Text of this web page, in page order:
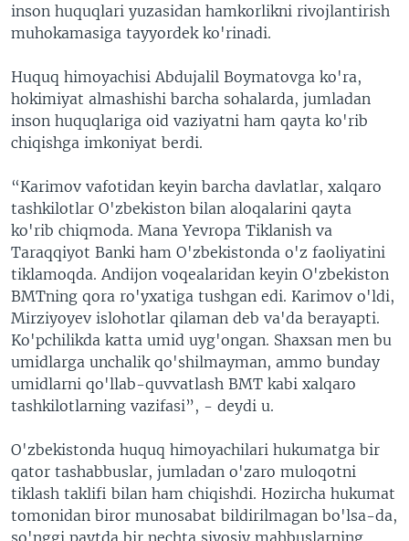
inson huquqlari yuzasidan hamkorlikni rivojlantirish
muhokamasiga tayyordek ko'rinadi.
Huquq himoyachisi Abdujalil Boymatovga ko'ra,
hokimiyat almashishi barcha sohalarda, jumladan
inson huquqlariga oid vaziyatni ham qayta ko'rib
chiqishga imkoniyat berdi.
“Karimov vafotidan keyin barcha davlatlar, xalqaro
tashkilotlar O'zbekiston bilan aloqalarini qayta
ko'rib chiqmoda. Mana Yevropa Tiklanish va
Taraqqiyot Banki ham O'zbekistonda o'z faoliyatini
tiklamoqda. Andijon voqealaridan keyin O'zbekiston
BMTning qora ro'yxatiga tushgan edi. Karimov o'ldi,
Mirziyoyev islohotlar qilaman deb va'da berayapti.
Ko'pchilikda katta umid uyg'ongan. Shaxsan men bu
umidlarga unchalik qo'shilmayman, ammo bunday
umidlarni qo'llab-quvvatlash BMT kabi xalqaro
tashkilotlarning vazifasi”, - deydi u.
O'zbekistonda huquq himoyachilari hukumatga bir
qator tashabbuslar, jumladan o'zaro muloqotni
tiklash taklifi bilan ham chiqishdi. Hozircha hukumat
tomonidan biror munosabat bildirilmagan bo'lsa-da,
so'nggi paytda bir nechta siyosiy mahbuslarning